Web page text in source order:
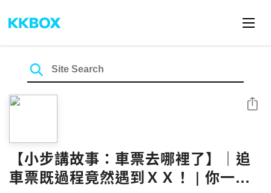
【小步講故事：車票去哪裡了】｜追
車票既過程竟然遇到ＸＸ！ | 你一定
Share